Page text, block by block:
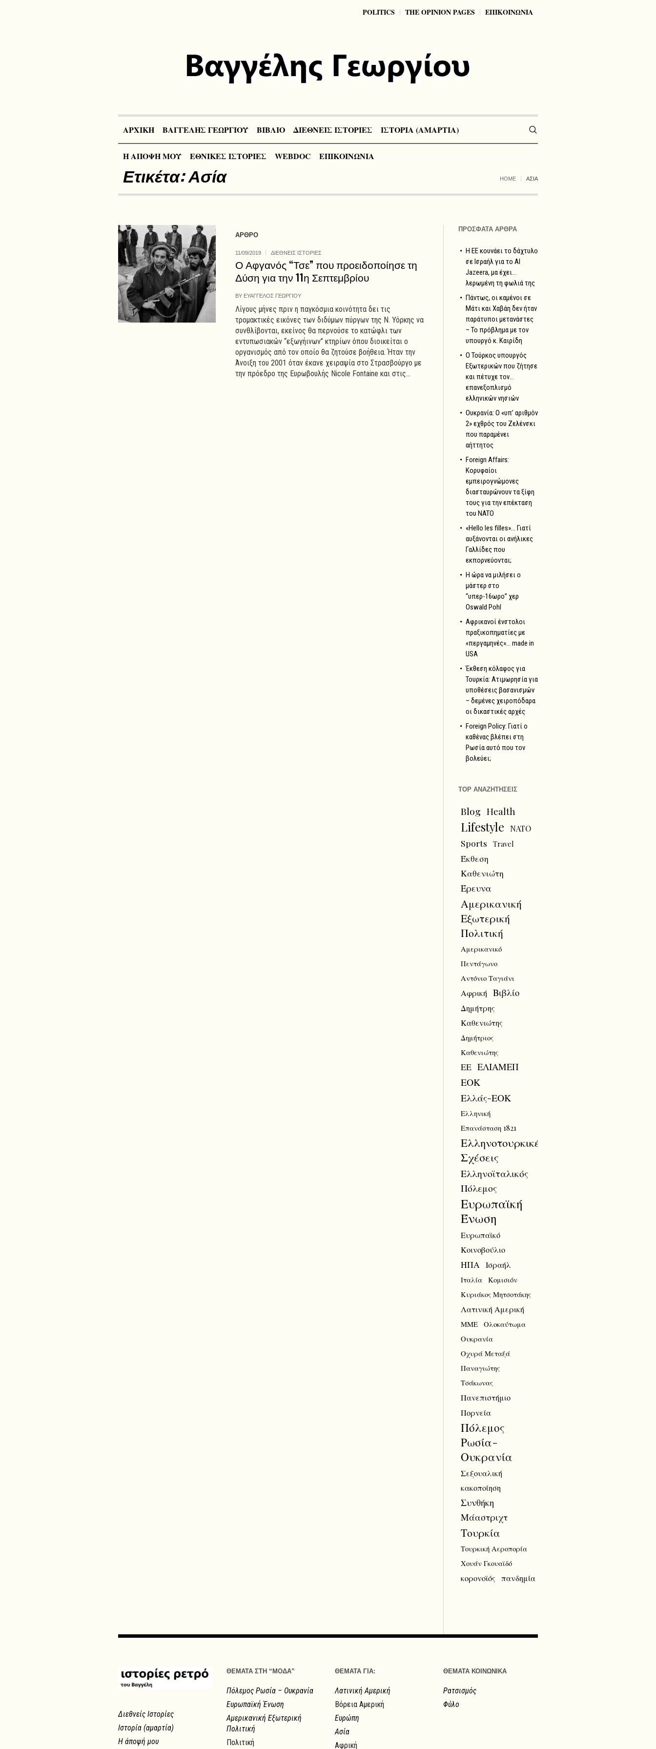
POLITICS THE OPINION PAGES ΕΠΙΚΟΙΝΩΝΙΑ
ΑΡΧΙΚΗ ΒΑΓΓΕΛΗΣ ΓΕΩΡΓΙΟΥ ΒΙΒΛΙΟ ΔΙΕΘΝΕΙΣ ΙΣΤΟΡΙΕΣ ΙΣΤΟΡΙΑ (ΑΜΑΡΤΙΑ)
Η ΑΠΟΨΗ ΜΟΥ ΕΘΝΙΚΕΣ ΙΣΤΟΡΙΕΣ WEBDOC ΕΠΙΚΟΙΝΩΝΙΑ
Ετικέτα:Ασία HOME ΑΣΙΑ
ΑΡΘΡΟ
11/09/2019 ΔΙΕΘΝΕΙΣ ΙΣΤΟΡΙΕΣ
Ο Αφγανός “Τσε” που προειδοποίησε τη
Δύση για την 11η Σεπτεμβρίου
BY ΕΥΑΓΓΕΛΟΣ ΓΕΩΡΓΙΟΥ
Λίγους μήνες πριν η παγκόσμια κοινότητα δει τις
τρομακτικές εικόνες των διδύμων πύργων της Ν. Υόρκης να
συνθλίβονται, εκείνος θα περνούσε το κατώφλι των
εντυπωσιακών “εξωγήινων” κτηρίων όπου διοικείται ο
οργανισμός από τον οποίο θα ζητούσε βοήθεια. Ήταν την
Άνοιξη του 2001 όταν έκανε χειραψία στο Στρασβούργο με
την πρόεδρο της Ευρωβουλής Nicole Fontaine και στις...
ΠΡΟΣΦΑΤΑ ΑΡΘΡΑ
Η ΕΕ κουνάει το δάχτυλο
σε Ισραήλ για το Al
Jazeera, μα έχει…
λερωμένη τη φωλιά της
Πάντως, οι καμένοι σε
Μάτι και Χαβάη δεν ήταν
παράτυποι μετανάστες
– Το πρόβλημα με τον
υπουργό κ. Καιρίδη
Ο Τούρκος υπουργός
Εξωτερικών που ζήτησε
και πέτυχε τον…
επανεξοπλισμό
ελληνικών νησιών
Ουκρανία: Ο «υπ’ αριθμόν
2» εχθρός του Ζελένσκι
που παραμένει
αήττητος
Foreign Affairs:
Κορυφαίοι
εμπειρογνώμονες
διασταυρώνουν τα ξίφη
τους για την επέκταση
του NATO
«Hello les filles»… Γιατί
αυξάνονται οι ανήλικες
Γαλλίδες που
εκπορνεύονται;
Η ώρα να μιλήσει ο
μάστερ στο
“υπερ-16ωρο” χερ
Oswald Pohl
Αφρικανοί ένστολοι
πραξικοπηματίες με
«περγαμηνές»… made in
USA
Έκθεση κόλαφος για
Τουρκία: Ατιμωρησία για
υποθέσεις βασανισμών
– δεμένες χειροπόδαρα
οι δικαστικές αρχές
Foreign Policy: Γιατί ο
καθένας βλέπει στη
Ρωσία αυτό που τον
βολεύει;
TOP ΑΝΑΖΗΤΗΣΕΙΣ
Blog Health
Lifestyle NATO
Sports Travel
Έκθεση
Καθενιώτη
Έρευνα
Αμερικανική
Εξωτερική
Πολιτική
Αμερικανικό
Πεντάγωνο
Αντόνιο Ταγιάνι
Αφρική Βιβλίο
Δημήτρης
Καθενιώτης
Δημήτριος
Καθενιώτης
ΕΕ ΕΛΙΑΜΕΠ
ΕΟΚ
Ελλάς-ΕΟΚ
Ελληνική
Επανάσταση 1821
Ελληνοτουρκικές
Σχέσεις
Ελληνοϊταλικός
Πόλεμος
Ευρωπαϊκή
Ένωση
Ευρωπαϊκό
Κοινοβούλιο
ΗΠΑ Ισραήλ
Ιταλία
Κομισιόν
Κυριάκος Μητσοτάκης
Λατινική Αμερική
ΜΜΕ
Ολοκαύτωμα
Ουκρανία
Οχυρά Μεταξά
Παναγιώτης
Τσάκωνας
Πανεπιστήμιο
Πορνεία
Πόλεμος
Ρωσία-
Ουκρανία
Σεξουαλική
κακοποίηση
Συνθήκη
Μάαστριχτ
Τουρκία
Τουρκική Αεροπορία
Χουάν Γκουαϊδό
κορονοϊός πανδημία
Διεθνείς Ιστορίες
Ιστορία (αμαρτία)
Η άποψή μου
ΘΕΜΑΤΑ ΣΤΗ “ΜΟΔΑ”
Πόλεμος Ρωσία – Ουκρανία
Ευρωπαϊκή Ένωση
Αμερικανική Εξωτερική
Πολιτική
Πολιτική
ΘΕΜΑΤΑ ΓΙΑ:
Λατινική Αμερική
Βόρεια Αμερική
Ευρώπη
Ασία
Αφρική
ΘΕΜΑΤΑ ΚΟΙΝΩΝΙΚΑ
Ρατσισμός
Φύλο